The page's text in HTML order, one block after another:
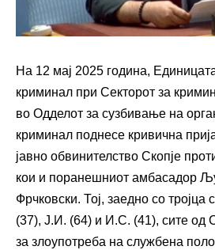
На 12 мај 2025 година,
криминал при Секторот за
во Одделот за сузбивање на
криминал поднесе кривична
јавно обвинителство Скопје
кои и поранешниот амбасадор
Фрчковски. Тој, заедно со тројца
(37), Ј.И. (64) и И.С. (41), сите од
за злоупотреба на службена